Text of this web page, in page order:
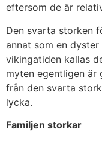
eftersom de är
Den svarta storken
annat som en
vikingatiden kallas
myten egentligen är
från den svarta
lycka.
Familjen storkar